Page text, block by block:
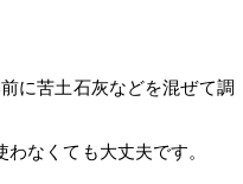
に苦土石灰などを混ぜて調
なくても大丈夫です。